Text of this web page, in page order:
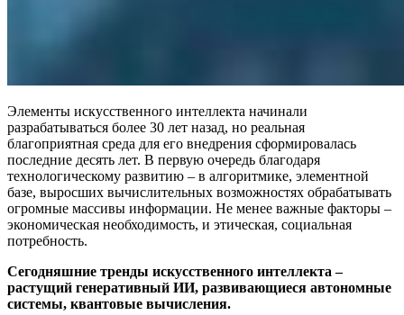
Элементы искусственного интеллекта начинали
разрабатываться более 30 лет назад, но реальная
благоприятная среда для его внедрения сформировалась
последние десять лет. В первую очередь благодаря
технологическому развитию – в алгоритмике, элементной
базе, выросших вычислительных возможностях обрабатывать
огромные массивы информации. Не менее важные факторы –
экономическая необходимость, и этическая, социальная
потребность.
Сегодняшние тренды искусственного интеллекта –
растущий генеративный ИИ, развивающиеся автономные
системы, квантовые вычисления.